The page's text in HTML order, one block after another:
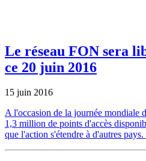
Le réseau FON sera
ce 20 juin 2016
15 juin 2016
A l'occasion de la journée mondiale
1,3 million de points d'accès
que l'action s'étendre à d'autres pays.